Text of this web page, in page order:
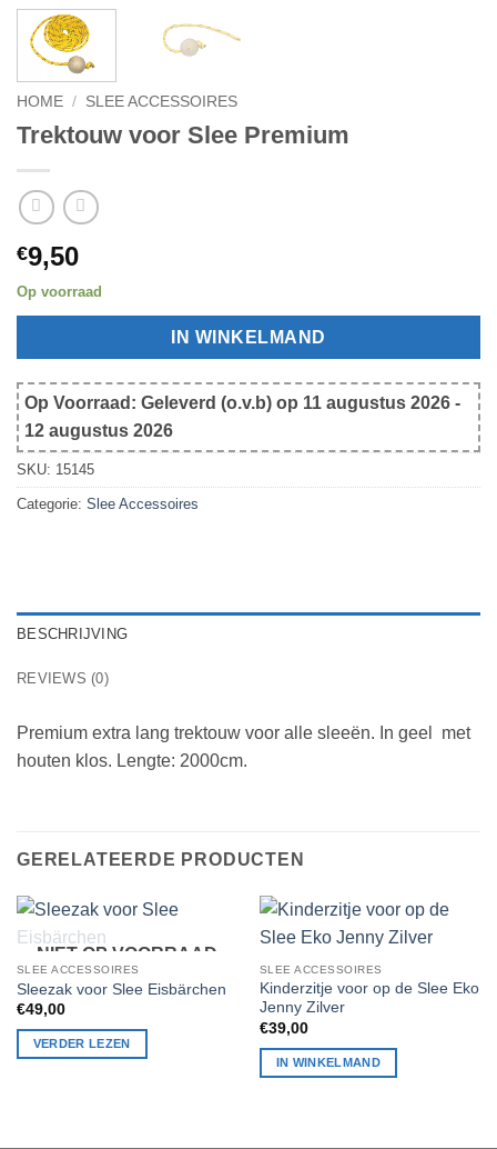
HOME / SLEE ACCESSOIRES
Trektouw voor Slee Premium
€9,50
Op voorraad
IN WINKELMAND
Op Voorraad: Geleverd (o.v.b) op 11 augustus 2026 -
12 augustus 2026
SKU: 15145
Categorie: Slee Accessoires
BESCHRIJVING
REVIEWS (0)
Premium extra lang trektouw voor alle sleeën. In geel met
houten klos. Lengte: 2000cm.
GERELATEERDE PRODUCTEN
NIET OP VOORRAAD
SLEE ACCESSOIRES
Sleezak voor Slee Eisbärchen
€49,00
VERDER LEZEN
SLEE ACCESSOIRES
Kinderzitje voor op de Slee Eko
Jenny Zilver
€39,00
IN WINKELMAND